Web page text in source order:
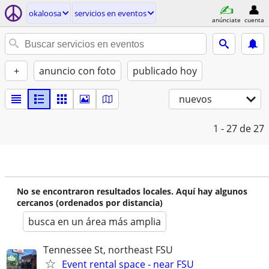
okaloosa servicios en eventos
anúnciate cuenta
+ anuncio con foto publicado hoy
nuevos
1 - 27 de 27
No se encontraron resultados locales. Aquí hay algunos
cercanos (ordenados por distancia)
busca en un área más amplia
Tennessee St, northeast FSU
Event rental space - near FSU